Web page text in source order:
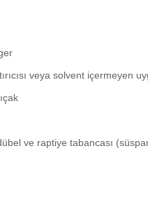
veya solvent içermeyen
ve raptiye tabancası